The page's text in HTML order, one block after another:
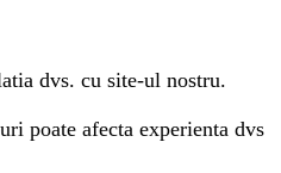
dvs. cu site-ul nostru.
poate afecta experienta dvs